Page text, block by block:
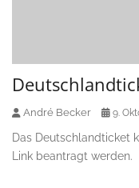
André Becker 9.
Das Deutschlandticket
Link beantragt werden.